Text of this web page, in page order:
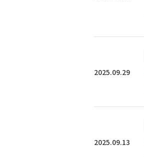
2025.09.29
2025.09.13